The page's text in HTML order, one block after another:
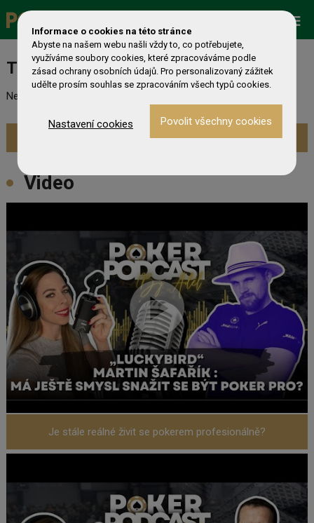
Turnaj nebyl nalezen
Nebyl nalezen odpovídající turnaj. Prevděpodobně již skončil.
Zobrazit aktuální turnaje »
Video
Je stále reálné živit se pokerem profesionálně?
Informace o cookies na této stránce
Abyste na našem webu našli vždy to, co potřebujete,
využíváme soubory cookies, které zpracováváme podle
zásad ochrany osobních údajů. Pro personalizovaný zážitek
udělte prosím souhlas se zpracováním všech typů cookies.
Nastavení cookies